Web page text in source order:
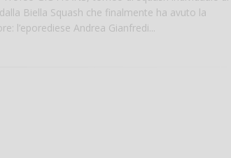
Biella Squash che finalmente ha avuto la
l’eporediese Andrea Gianfredi...